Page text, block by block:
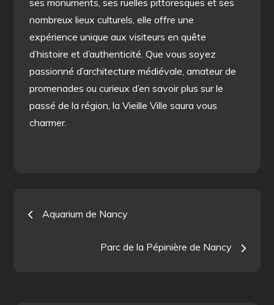
ses monuments, ses ruelles pittoresques et ses
nombreux lieux culturels, elle offre une
expérience unique aux visiteurs en quête
d’histoire et d’authenticité. Que vous soyez
passionné d’architecture médiévale, amateur de
promenades ou curieux d’en savoir plus sur le
passé de la région, la Vieille Ville saura vous
charmer.
Navigation
Aquarium de Nancy
Parc de la Pépinière de Nancy